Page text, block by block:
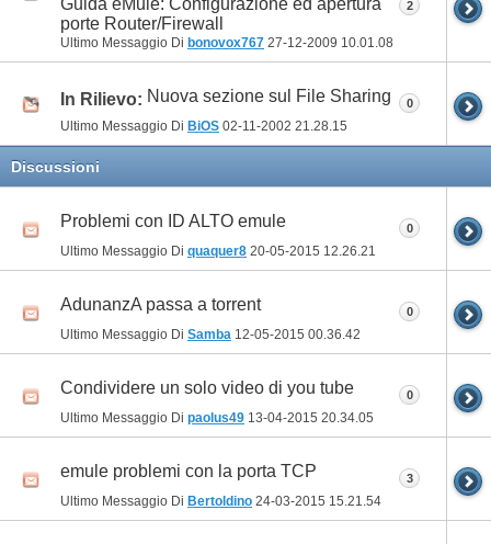
Guida eMule: Configurazione ed apertura
porte Router/Firewall
Ultimo Messaggio Di bonovox767 27-12-2009 10.01.08
2
In Rilievo: Nuova sezione sul File Sharing
Ultimo Messaggio Di BiOS 02-11-2002 21.28.15
0
Discussioni
Problemi con ID ALTO emule
Ultimo Messaggio Di quaquer8 20-05-2015 12.26.21
0
AdunanzA passa a torrent
Ultimo Messaggio Di Samba 12-05-2015 00.36.42
0
Condividere un solo video di you tube
Ultimo Messaggio Di paolus49 13-04-2015 20.34.05
0
emule problemi con la porta TCP
Ultimo Messaggio Di Bertoldino 24-03-2015 15.21.54
3